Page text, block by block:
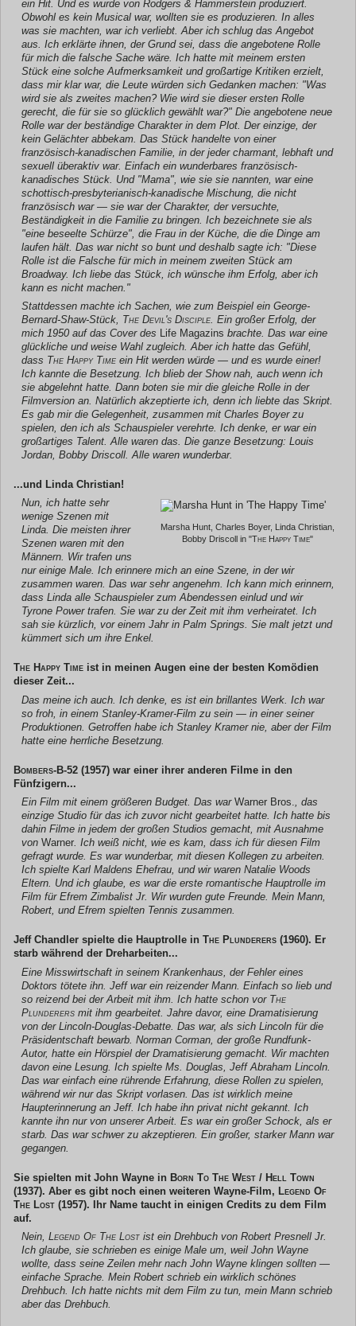
ein Hit. Und es wurde von Rodgers & Hammerstein produziert.
Obwohl es kein Musical war, wollten sie es produzieren. In alles
was sie machten, war ich verliebt. Aber ich schlug das Angebot
aus. Ich erklärte ihnen, der Grund sei, dass die angebotene Rolle
für mich die falsche Sache wäre. Ich hatte mit meinem ersten
Stück eine solche Aufmerksamkeit und großartige Kritiken erzielt,
dass mir klar war, die Leute würden sich Gedanken machen: "Was
wird sie als zweites machen? Wie wird sie dieser ersten Rolle
gerecht, die für sie so glücklich gewählt war?" Die angebotene neue
Rolle war der beständige Charakter in dem Plot. Der einzige, der
kein Gelächter abbekam. Das Stück handelte von einer
französisch-kanadischen Familie, in der jeder charmant, lebhaft und
sexuell überaktiv war. Einfach ein wunderbares französisch-
kanadisches Stück. Und "Mama", wie sie sie nannten, war eine
schottisch-presbyterianisch-kanadische Mischung, die nicht
französisch war — sie war der Charakter, der versuchte,
Beständigkeit in die Familie zu bringen. Ich bezeichnete sie als
"eine beseelte Schürze", die Frau in der Küche, die die Dinge am
laufen hält. Das war nicht so bunt und deshalb sagte ich: "Diese
Rolle ist die Falsche für mich in meinem zweiten Stück am
Broadway. Ich liebe das Stück, ich wünsche ihm Erfolg, aber ich
kann es nicht machen."
Stattdessen machte ich Sachen, wie zum Beispiel ein George-
Bernard-Shaw-Stück, The Devil's Disciple. Ein großer Erfolg, der
mich 1950 auf das Cover des Life Magazins brachte. Das war eine
glückliche und weise Wahl zugleich. Aber ich hatte das Gefühl,
dass The Happy Time ein Hit werden würde — und es wurde einer!
Ich kannte die Besetzung. Ich blieb der Show nah, auch wenn ich
sie abgelehnt hatte. Dann boten sie mir die gleiche Rolle in der
Filmversion an. Natürlich akzeptierte ich, denn ich liebte das Skript.
Es gab mir die Gelegenheit, zusammen mit Charles Boyer zu
spielen, den ich als Schauspieler verehrte. Ich denke, er war ein
großartiges Talent. Alle waren das. Die ganze Besetzung: Louis
Jordan, Bobby Driscoll. Alle waren wunderbar.
...und Linda Christian!
Marsha Hunt, Charles Boyer, Linda Christian,
Bobby Driscoll in "The Happy Time"
Nun, ich hatte sehr
wenige Szenen mit
Linda. Die meisten ihrer
Szenen waren mit den
Männern. Wir trafen uns
nur einige Male. Ich erinnere mich an eine Szene, in der wir
zusammen waren. Das war sehr angenehm. Ich kann mich erinnern,
dass Linda alle Schauspieler zum Abendessen einlud und wir
Tyrone Power trafen. Sie war zu der Zeit mit ihm verheiratet. Ich
sah sie kürzlich, vor einem Jahr in Palm Springs. Sie malt jetzt und
kümmert sich um ihre Enkel.
The Happy Time ist in meinen Augen eine der besten Komödien
dieser Zeit...
Das meine ich auch. Ich denke, es ist ein brillantes Werk. Ich war
so froh, in einem Stanley-Kramer-Film zu sein — in einer seiner
Produktionen. Getroffen habe ich Stanley Kramer nie, aber der Film
hatte eine herrliche Besetzung.
Bombers-B-52 (1957) war einer ihrer anderen Filme in den
Fünfzigern...
Ein Film mit einem größeren Budget. Das war Warner Bros., das
einzige Studio für das ich zuvor nicht gearbeitet hatte. Ich hatte bis
dahin Filme in jedem der großen Studios gemacht, mit Ausnahme
von Warner. Ich weiß nicht, wie es kam, dass ich für diesen Film
gefragt wurde. Es war wunderbar, mit diesen Kollegen zu arbeiten.
Ich spielte Karl Maldens Ehefrau, und wir waren Natalie Woods
Eltern. Und ich glaube, es war die erste romantische Hauptrolle im
Film für Efrem Zimbalist Jr. Wir wurden gute Freunde. Mein Mann,
Robert, und Efrem spielten Tennis zusammen.
Jeff Chandler spielte die Hauptrolle in The Plunderers (1960). Er
starb während der Dreharbeiten...
Eine Misswirtschaft in seinem Krankenhaus, der Fehler eines
Doktors tötete ihn. Jeff war ein reizender Mann. Einfach so lieb und
so reizend bei der Arbeit mit ihm. Ich hatte schon vor The
Plunderers mit ihm gearbeitet. Jahre davor, eine Dramatisierung
von der Lincoln-Douglas-Debatte. Das war, als sich Lincoln für die
Präsidentschaft bewarb. Norman Corman, der große Rundfunk-
Autor, hatte ein Hörspiel der Dramatisierung gemacht. Wir machten
davon eine Lesung. Ich spielte Ms. Douglas, Jeff Abraham Lincoln.
Das war einfach eine rührende Erfahrung, diese Rollen zu spielen,
während wir nur das Skript vorlasen. Das ist wirklich meine
Haupterinnerung an Jeff. Ich habe ihn privat nicht gekannt. Ich
kannte ihn nur von unserer Arbeit. Es war ein großer Schock, als er
starb. Das war schwer zu akzeptieren. Ein großer, starker Mann war
gegangen.
Sie spielten mit John Wayne in Born To The West / Hell Town
(1937). Aber es gibt noch einen weiteren Wayne-Film, Legend Of
The Lost (1957). Ihr Name taucht in einigen Credits zu dem Film
auf.
Nein, Legend Of The Lost ist ein Drehbuch von Robert Presnell Jr.
Ich glaube, sie schrieben es einige Male um, weil John Wayne
wollte, dass seine Zeilen mehr nach John Wayne klingen sollten —
einfache Sprache. Mein Robert schrieb ein wirklich schönes
Drehbuch. Ich hatte nichts mit dem Film zu tun, mein Mann schrieb
aber das Drehbuch.